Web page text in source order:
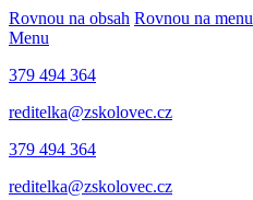
Rovnou na obsah Rovnou na menu
Menu
379 494 364
reditelka@zskolovec.cz
379 494 364
reditelka@zskolovec.cz